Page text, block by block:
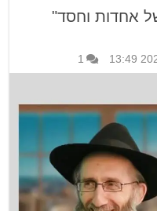
של אחדות וחסד"
1